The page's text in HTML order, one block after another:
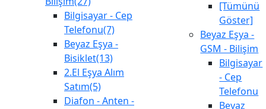
Bilgisayar - Cep
Telefonu(7)
Beyaz Eşya -
Bisiklet(13)
2.El Eşya Alım
Satım(5)
Diafon - Anten -
[Tümünü
Göster]
Beyaz Eşya -
GSM - Bilişim
Bilgisayar
- Cep
Telefonu
Beyaz